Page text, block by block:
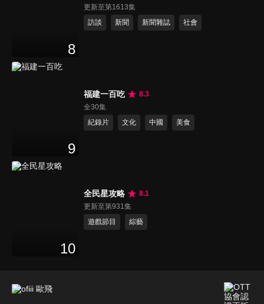
8
更新至第1613集
訪談
新聞 新聞雜誌 社會
9
福建一百吃
8.3
全30集
紀錄片
文化 中國 美食
10
全民星攻略
8.1
更新至第931集
遊戲節目
綜藝